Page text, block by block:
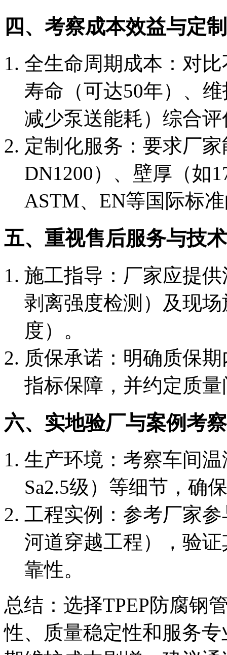
四、考察成本效益与定
全生命周期成本：对
寿命（可达50年）、
减少泵送能耗）综合
定制化服务：要求厂
DN1200）、壁厚（如
ASTM、EN等国际标
五、重视售后服务与技
施工指导：厂家应提
剥离强度检测）及现
度）。
质保承诺：明确质保
指标保障，并约定质
六、实地验厂与案例考察
生产环境：考察车间
Sa2.5级）等细节，确
工程实例：参考厂家
河道穿越工程），验
靠性。
总结：选择TPEP防腐钢
性、质量稳定性和服务